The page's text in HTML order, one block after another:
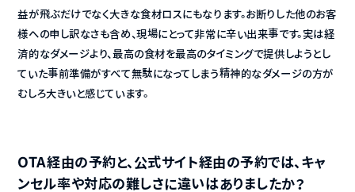
益が飛ぶだけでなく大きな食材ロスにもなります。お断りした他のお客
様への申し訳なさも含め、現場にとって非常に辛い出来事です。実は経
済的なダメージより、最高の食材を最高のタイミングで提供しようとし
ていた事前準備がすべて無駄になってしまう精神的なダメージの方が
むしろ大きいと感じています。
OTA経由の予約と、公式サイト経由の予約では、キャ
ンセル率や対応の難しさに違いはありましたか？